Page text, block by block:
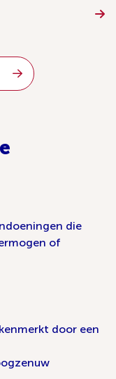
die
of
door een